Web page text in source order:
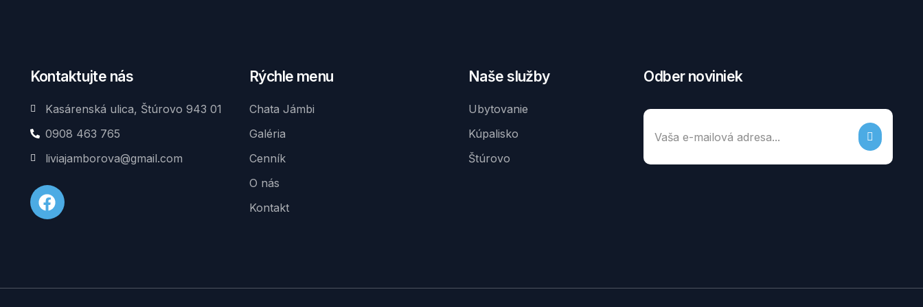
Kontaktujte nás
Kasárenská ulica, Štúrovo 943 01
0908 463 765
liviajamborova@gmail.com
Rýchle menu
Chata Jámbi
Galéria
Cenník
O nás
Kontakt
Naše služby
Ubytovanie
Kúpalisko
Štúrovo
Odber noviniek